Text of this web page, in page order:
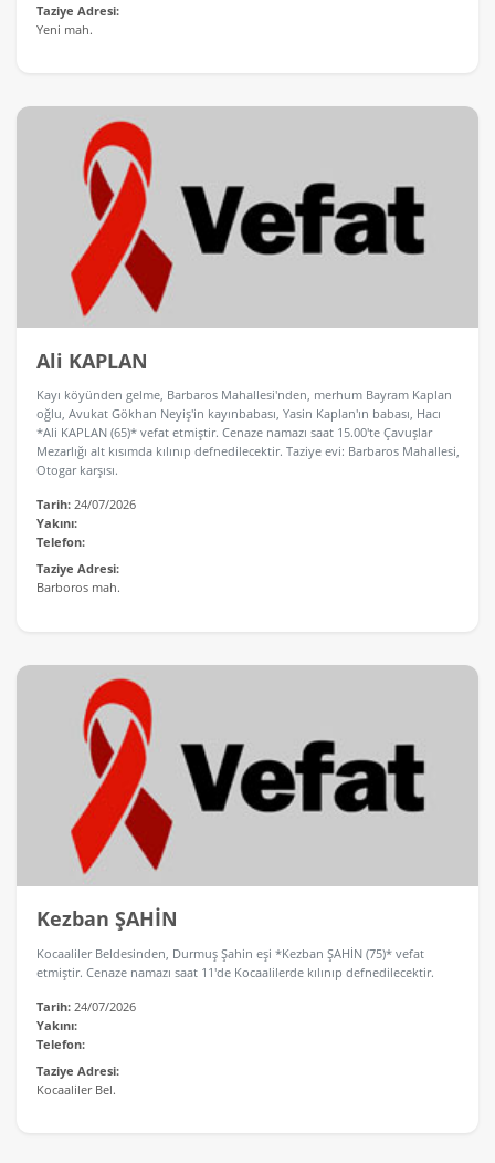
Taziye Adresi:
Yeni mah.
Ali KAPLAN
Kayı köyünden gelme, Barbaros Mahallesi'nden, merhum Bayram Kaplan
oğlu, Avukat Gökhan Neyiş'in kayınbabası, Yasin Kaplan'ın babası, Hacı
*Ali KAPLAN (65)* vefat etmiştir. Cenaze namazı saat 15.00'te Çavuşlar
Mezarlığı alt kısımda kılınıp defnedilecektir. Taziye evi: Barbaros Mahallesi,
Otogar karşısı.
Tarih:24/07/2026
Yakını:
Telefon:
Taziye Adresi:
Barboros mah.
Kezban ŞAHİN
Kocaaliler Beldesinden, Durmuş Şahin eşi *Kezban ŞAHİN (75)* vefat
etmiştir. Cenaze namazı saat 11'de Kocaalilerde kılınıp defnedilecektir.
Tarih:24/07/2026
Yakını:
Telefon:
Taziye Adresi:
Kocaaliler Bel.